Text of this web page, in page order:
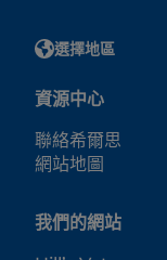
選擇地區
資源中心
聯絡希爾思
網站地圖
我們的網站